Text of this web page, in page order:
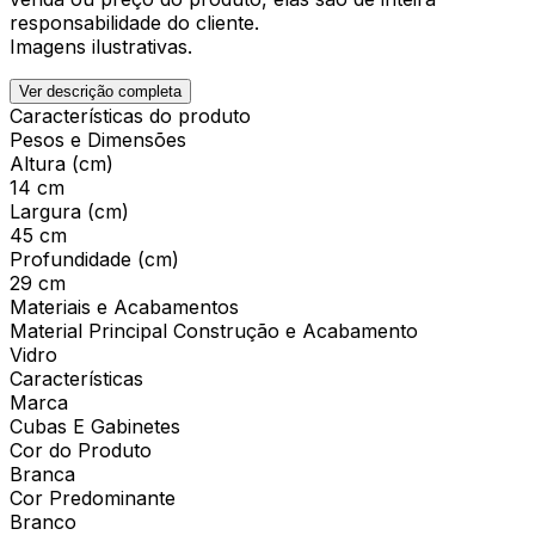
responsabilidade do cliente.
Imagens ilustrativas.
Ver descrição completa
Características do produto
Pesos e Dimensões
Altura (cm)
14 cm
Largura (cm)
45 cm
Profundidade (cm)
29 cm
Materiais e Acabamentos
Material Principal Construção e Acabamento
Vidro
Características
Marca
Cubas E Gabinetes
Cor do Produto
Branca
Cor Predominante
Branco